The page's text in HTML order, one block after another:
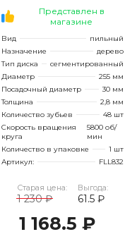
Представлен в
магазине
Вид
пильный
Назначение
дерево
Тип диска
сегментированный
Диаметр
255 мм
Посадочный диаметр
30 мм
Толщина
2,8 мм
Количество зубьев
48 шт
Скорость вращения
круга
5800 об/
мин
Количество в упаковке
1 шт
Артикул:
FLL832
Старая цена:
1 230 ₽
Выгода:
61.5 ₽
1 168.5 ₽